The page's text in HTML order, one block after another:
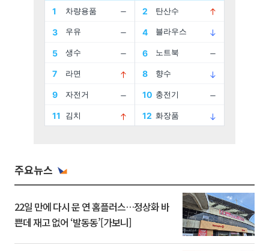
주요뉴스
22일 만에 다시 문 연 홈플러스…정상화 바
쁜데 재고 없어 ‘발동동’[가보니]